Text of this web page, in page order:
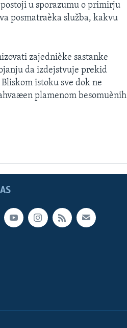
u sporazumu o primirju
posmatraèka služba, kakvu
zajednièke sastanke
da izdejstvuje prekid
istoku sve dok ne
plamenom besomuènih